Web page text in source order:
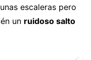
escaleras pero
un ruidoso salto